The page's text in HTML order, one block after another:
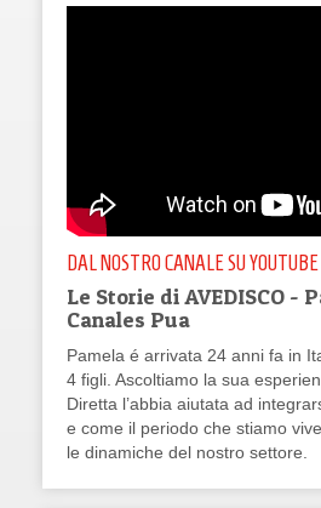
DAL NOSTRO CANALE SU YOUTUBE
Le Storie di AVEDISCO -
Canales Pua
Pamela é arrivata 24 anni fa in
4 figli. Ascoltiamo la sua
Diretta l’abbia aiutata ad
e come il periodo che stiamo
le dinamiche del nostro settore.